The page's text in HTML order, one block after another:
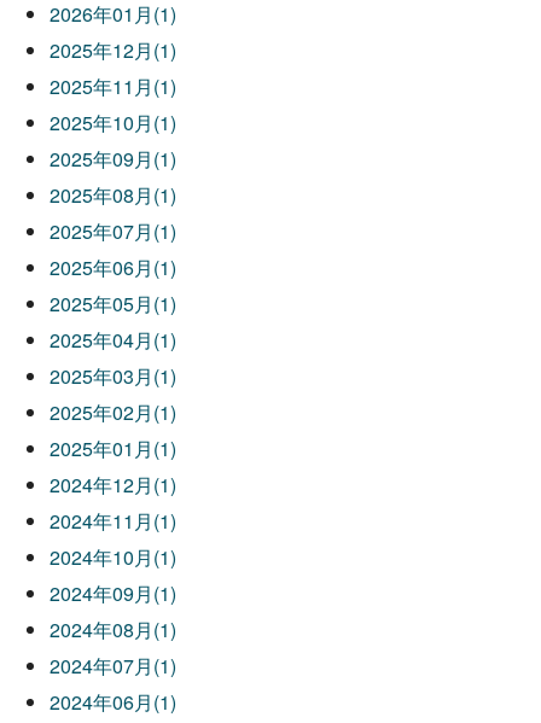
2026年01月(1)
2025年12月(1)
2025年11月(1)
2025年10月(1)
2025年09月(1)
2025年08月(1)
2025年07月(1)
2025年06月(1)
2025年05月(1)
2025年04月(1)
2025年03月(1)
2025年02月(1)
2025年01月(1)
2024年12月(1)
2024年11月(1)
2024年10月(1)
2024年09月(1)
2024年08月(1)
2024年07月(1)
2024年06月(1)